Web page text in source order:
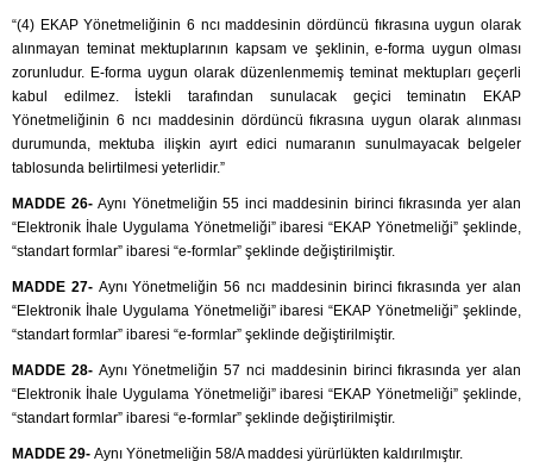
“(4) EKAP Yönetmeliğinin 6 ncı maddesinin dördüncü fıkrasına uygun olarak
alınmayan teminat mektuplarının kapsam ve şeklinin, e-forma uygun olması
zorunludur. E-forma uygun olarak düzenlenmemiş teminat mektupları geçerli
kabul edilmez. İstekli tarafından sunulacak geçici teminatın EKAP
Yönetmeliğinin 6 ncı maddesinin dördüncü fıkrasına uygun olarak alınması
durumunda, mektuba ilişkin ayırt edici numaranın sunulmayacak belgeler
tablosunda belirtilmesi yeterlidir.”
MADDE 26- Aynı Yönetmeliğin 55 inci maddesinin birinci fıkrasında yer alan
“Elektronik İhale Uygulama Yönetmeliği” ibaresi “EKAP Yönetmeliği” şeklinde,
“standart formlar” ibaresi “e-formlar” şeklinde değiştirilmiştir.
MADDE 27- Aynı Yönetmeliğin 56 ncı maddesinin birinci fıkrasında yer alan
“Elektronik İhale Uygulama Yönetmeliği” ibaresi “EKAP Yönetmeliği” şeklinde,
“standart formlar” ibaresi “e-formlar” şeklinde değiştirilmiştir.
MADDE 28- Aynı Yönetmeliğin 57 nci maddesinin birinci fıkrasında yer alan
“Elektronik İhale Uygulama Yönetmeliği” ibaresi “EKAP Yönetmeliği” şeklinde,
“standart formlar” ibaresi “e-formlar” şeklinde değiştirilmiştir.
MADDE 29- Aynı Yönetmeliğin 58/A maddesi yürürlükten kaldırılmıştır.